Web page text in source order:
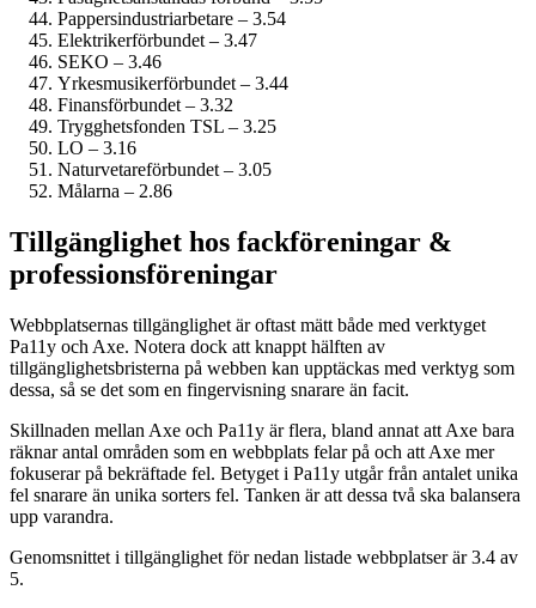
Pappersindustri­arbetare – 3.54
Elektriker­förbundet – 3.47
SEKO – 3.46
Yrkesmusiker­förbundet – 3.44
Finans­förbundet – 3.32
Trygghetsfonden TSL – 3.25
LO – 3.16
Naturvetare­förbundet – 3.05
Målarna – 2.86
Tillgänglighet hos fack­föreningar &
professions­föreningar
Webbplatsernas tillgänglighet är oftast mätt både med verktyget
Pa11y och Axe. Notera dock att knappt hälften av
tillgänglighetsbristerna på webben kan upptäckas med verktyg som
dessa, så se det som en fingervisning snarare än facit.
Skillnaden mellan Axe och Pa11y är flera, bland annat att Axe bara
räknar antal områden som en webbplats felar på och att Axe mer
fokuserar på bekräftade fel. Betyget i Pa11y utgår från antalet unika
fel snarare än unika sorters fel. Tanken är att dessa två ska balansera
upp varandra.
Genomsnittet i tillgänglighet för nedan listade webbplatser är 3.4 av
5.